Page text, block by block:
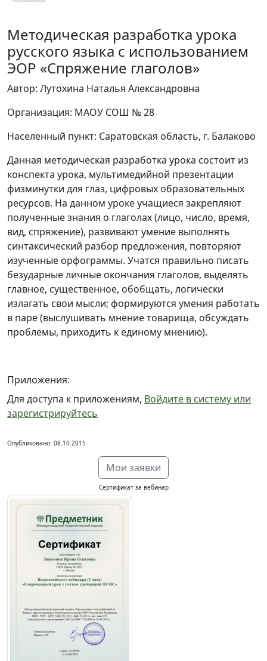
Методическая разработка урока
русского языка с использованием
ЭОР «Спряжение глаголов»
Автор: Лутохина Наталья Александровна
Организация: МАОУ СОШ № 28
Населенный пункт: Саратовская область, г. Балаково
Данная методическая разработка урока состоит из
конспекта урока, мультимедийной презентации
физминутки для глаз, цифровых образовательных
ресурсов. На данном уроке учащиеся закрепляют
полученные знания о глаголах (лицо, число, время,
вид, спряжение), развивают умение выполнять
синтаксический разбор предложения, повторяют
изученные орфограммы. Учатся правильно писать
безударные личные окончания глаголов, выделять
главное, существенное, обобщать, логически
излагать свои мысли; формируются умения работать
в паре (выслушивать мнение товарища, обсуждать
проблемы, приходить к единому мнению).
Приложения:
Для доступа к приложениям, Войдите в систему или
зарегистрируйтесь
Опубликовано: 08.10.2015
Мои заявки
Сертификат за вебинар